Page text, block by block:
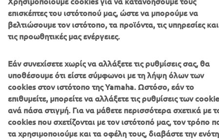
Όροι διαγωνισμού (Giveaway) μέσω Instagram για 10
διπλές προσκλήσεις.
επισκέπτες του ιστότοπού μας, ώστε να μπορούμε να
βελτιώσουμε τον ιστότοπο, τα προϊόντα, τις υπηρεσίες και
τις προωθητικές μας ενέργειες.
Εάν συνεχίσετε χωρίς να αλλάξετε τις ρυθμίσεις σας, θα
υποθέσουμε ότι είστε σύμφωνοι με τη λήψη όλων των
cookies στον ιστότοπο της Yamaha. Ωστόσο, εάν το
επιθυμείτε, μπορείτε να αλλάξετε τις ρυθμίσεις των
ανά πάσα στιγμή. Για να μάθετε περισσότερα σχετικά με
cookies που σχετίζονται με τον ιστότοπό μας, τον τρόπο
τα χρησιμοποιούμε και τα οφέλη τους, διαβάστε την